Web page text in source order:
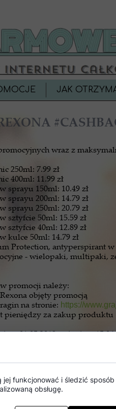
JAK
wraz z
250ml: 7.99 zł
400ml: 11.99 zł
sprayu 150ml: 10.49 zł
sprayu 200ml: 14.79 zł
sprayu 250ml: 20.79 zł
sztyfcie 50ml: 15.59 zł
sztyfcie 40ml: 12.89 zł
kulce 50ml: 14.79 zł
Protection, antyperspirant w
- wielopaki, multipaki,
promocji należy:
objęty promocją
na stronie: https://
pieniędzy za zakup produktu
01.05.2019 r. do dnia
10.000 (słownie:
zgłoszeń do
zdarzeń nastąpi jako
puli zwrotów na
oraz na stronie
formula-nazwrot-kasy.
funkcjonować i śledzić
obsługę.